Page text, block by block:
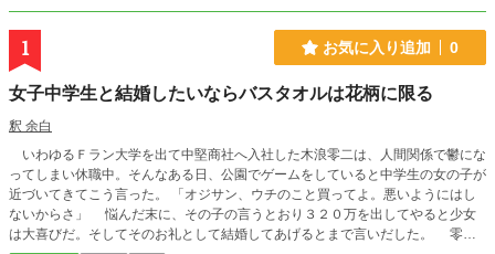
1 お気に入り追加 0
女子中学生と結婚したいならバスタオルは花柄に限る
釈 余白
いわゆるＦラン大学を出て中堅商社へ入社した木浪零二は、人間関係で鬱にな
ってしまい休職中。そんなある日、公園でゲームをしていると中学生の女の子が
近づいてきてこう言った。 「オジサン、ウチのこと買ってよ。悪いようにはし
ないからさ」 悩んだ末に、その子の言うとおり３２０万を出してやると少女
は大喜びだ。そしてそのお礼として結婚してあげるとまで言いだした。 零二